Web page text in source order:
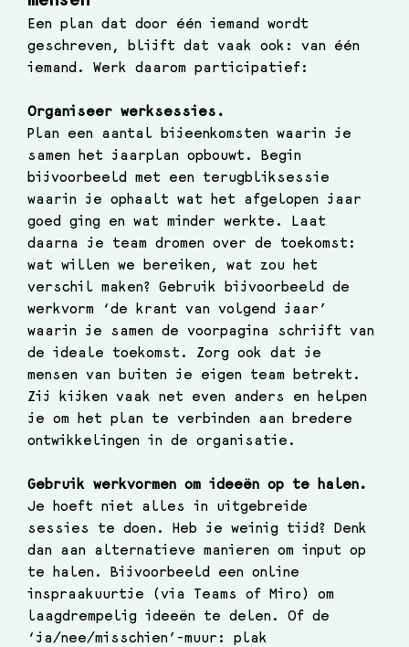
Een plan dat door één iemand wordt
geschreven, blijft dat vaak ook: van één
iemand. Werk daarom participatief:
Organiseer werksessies.
Plan een aantal bijeenkomsten waarin je
samen het jaarplan opbouwt. Begin
bijvoorbeeld met een terugbliksessie
waarin je ophaalt wat het afgelopen jaar
goed ging en wat minder werkte. Laat
daarna je team dromen over de toekomst:
wat willen we bereiken, wat zou het
verschil maken? Gebruik bijvoorbeeld de
werkvorm ‘de krant van volgend jaar’
waarin je samen de voorpagina schrijft van
de ideale toekomst. Zorg ook dat je
mensen van buiten je eigen team betrekt.
Zij kijken vaak net even anders en helpen
je om het plan te verbinden aan bredere
ontwikkelingen in de organisatie.
Gebruik werkvormen om ideeën op te halen.
Je hoeft niet alles in uitgebreide
sessies te doen. Heb je weinig tijd? Denk
dan aan alternatieve manieren om input op
te halen. Bijvoorbeeld een online
inspraakuurtje (via Teams of Miro) om
laagdrempelig ideeën te delen. Of de
‘ja/nee/misschien’-muur: plak